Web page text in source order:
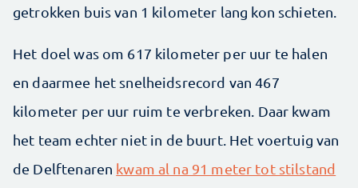
getrokken buis van 1 kilometer lang kon schieten.
Het doel was om 617 kilometer per uur te halen
en daarmee het snelheidsrecord van 467
kilometer per uur ruim te verbreken. Daar kwam
het team echter niet in de buurt. Het voertuig van
de Delftenaren kwam al na 91 meter tot stilstand